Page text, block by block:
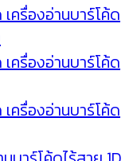
ครื่องอ่านบาร์โค้ด
ครื่องอ่านบาร์โค้ด
ครื่องอ่านบาร์โค้ด